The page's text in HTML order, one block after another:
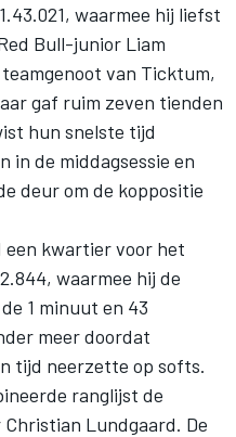
waarmee hij liefst
Bull-junior Liam
van Ticktum,
gaf ruim zeven tienden
hun snelste tijd
in de middagsessie en
deur om de koppositie
een kwartier voor het
waarmee hij de
1 minuut en 43
meer doordat
tijd neerzette op softs.
ranglijst de
Lundgaard. De